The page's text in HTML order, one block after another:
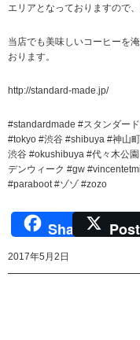
エリアとなっておりますので
当店でも美味しいコーヒーを
おります。
http://standard-made.jp/
#standardmade #スタンダー
#tokyo #渋谷 #shibuya #神山
渋谷 #okushibuya #代々木公
デンウィーク #gw
#paraboot #ゾゾ #zozo
Share Post
2017年5月2日